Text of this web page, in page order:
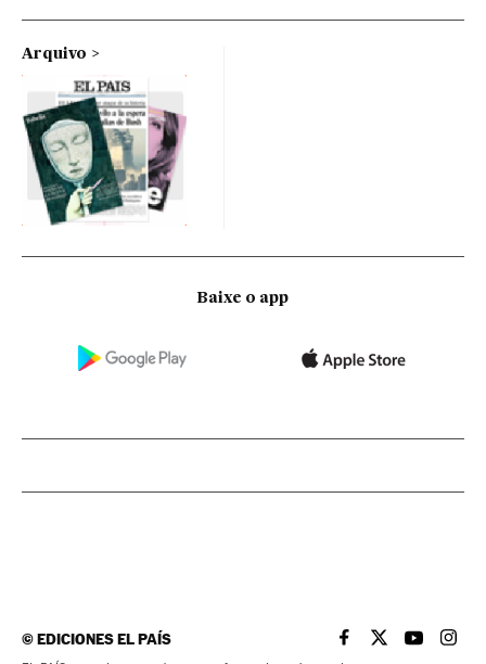
Arquivo
Baixe o app
©EDICIONES EL PAÍS EL PAÍS BRASIL EN
EL PAÍSEL PAÍS
EL